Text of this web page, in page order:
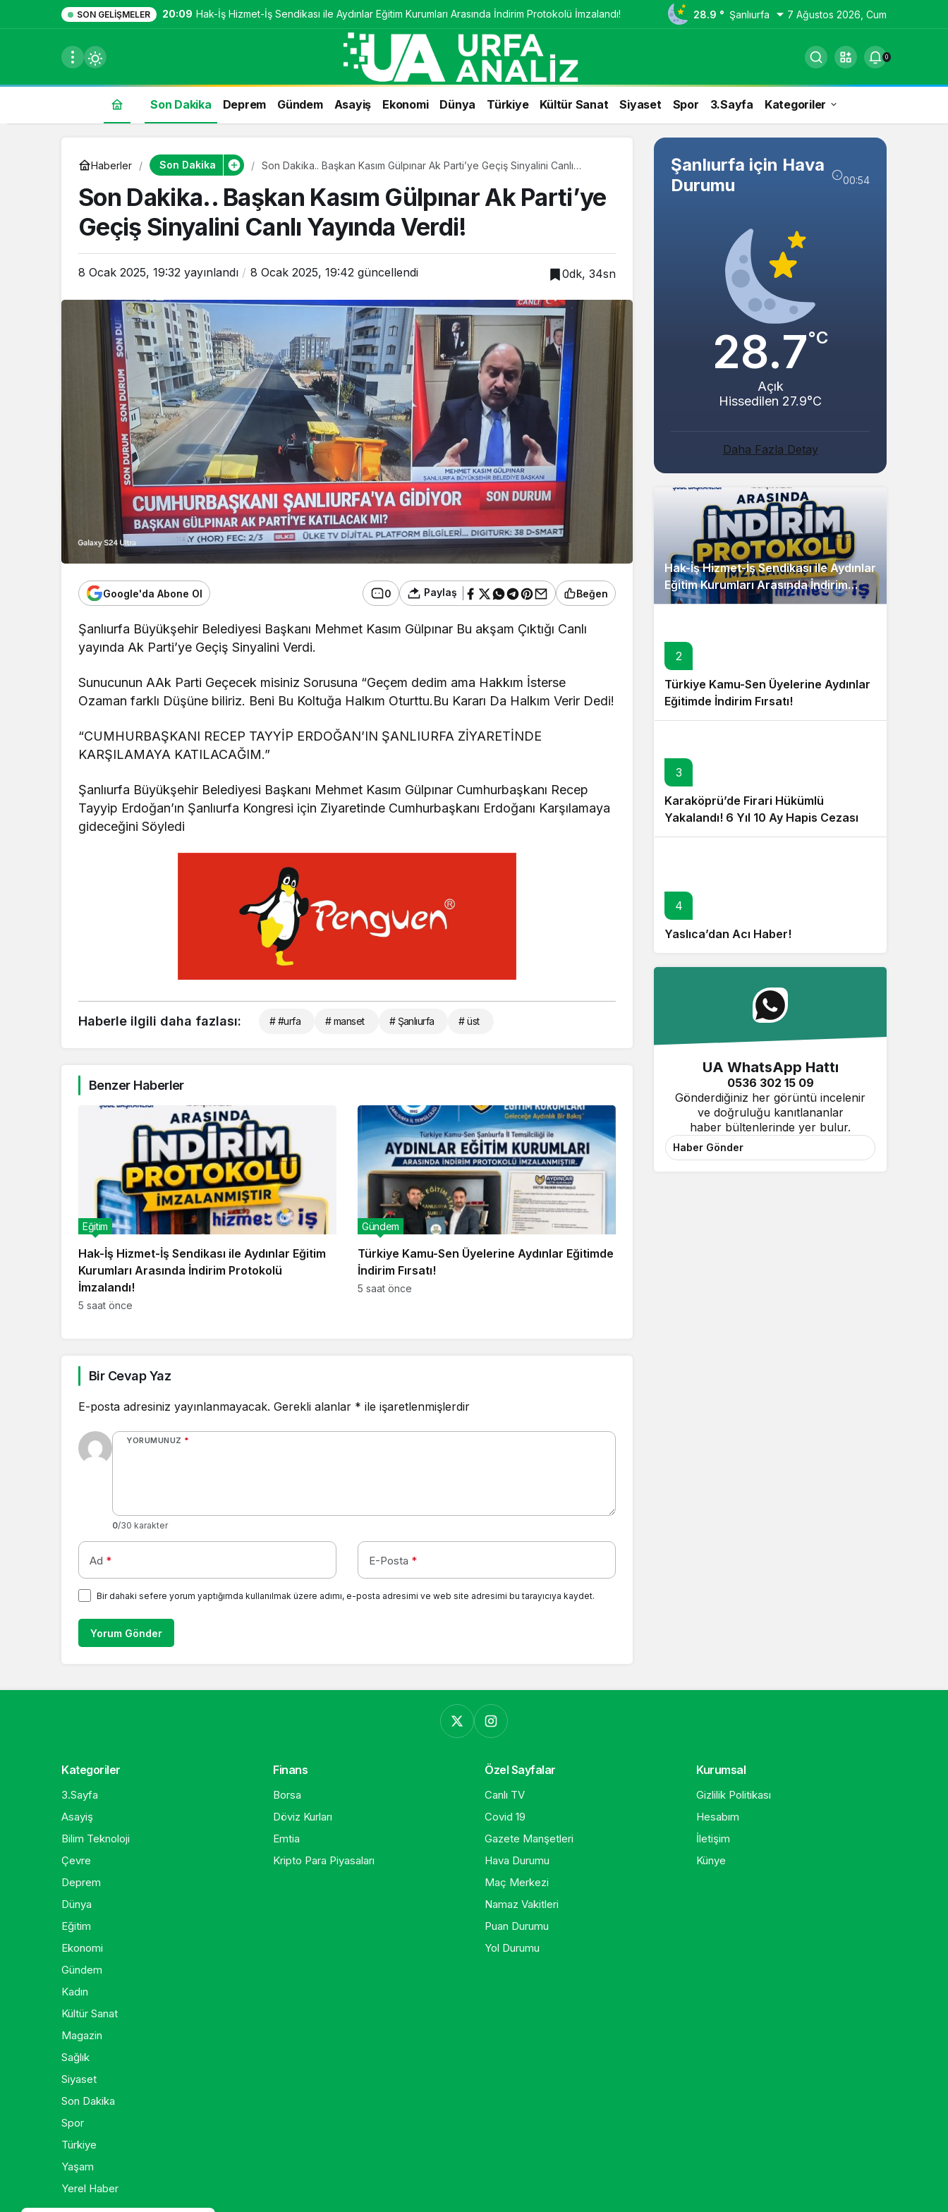
SON GELIŞMELER 20:09 Hak-İş Hizmet-İş Sendikası ile Aydınlar Eğitim Kurumları Arasında İndirim Protokolü İmzalandı! 28.9 ° Şanlıurfa 7 Ağustos 2026, Cum
0
Son Dakika Deprem Gündem Asayiş Ekonomi Dünya Türkiye Kültür Sanat Siyaset Spor 3.Sayfa Kategoriler
Haberler Son Dakika
Son Dakika.. Başkan Kasım Gülpınar Ak Parti’ye Geçiş Sinyalini Canlı
Son Dakika.. Başkan Kasım Gülpınar Ak Parti’ye
Geçiş Sinyalini Canlı Yayında Verdi!
8 Ocak 2025, 19:32 yayınlandı 8 Ocak 2025, 19:42 güncellendi 0dk, 34sn
Google'da Abone Ol 0 Paylaş Beğen
Şanlıurfa Büyükşehir Belediyesi Başkanı Mehmet Kasım Gülpınar Bu akşam Çıktığı Canlı
yayında Ak Parti’ye Geçiş Sinyalini Verdi.
Sunucunun AAk Parti Geçecek misiniz Sorusuna “Geçem dedim ama Hakkım İsterse
Ozaman farklı Düşüne biliriz. Beni Bu Koltuğa Halkım Oturttu.Bu Kararı Da Halkım Verir Dedi!
“CUMHURBAŞKANI RECEP TAYYİP ERDOĞAN’IN ŞANLIURFA ZİYARETİNDE
KARŞILAMAYA KATILACAĞIM.”
Şanlıurfa Büyükşehir Belediyesi Başkanı Mehmet Kasım Gülpınar Cumhurbaşkanı Recep
Tayyip Erdoğan’ın Şanlıurfa Kongresi için Ziyaretinde Cumhurbaşkanı Erdoğanı Karşılamaya
gideceğini Söyledi
Haberle ilgili daha fazlası: # #urfa # manset # Şanlıurfa # üst
Benzer Haberler
Hak-İş Hizmet-İş Sendikası ile Aydınlar Eğitim
Kurumları Arasında İndirim Protokolü
İmzalandı!
Eğitim
5 saat önce
Türkiye Kamu-Sen Üyelerine Aydınlar Eğitimde
İndirim Fırsatı!
Gündem
5 saat önce
Bir Cevap Yaz
E-posta adresiniz yayınlanmayacak. Gerekli alanlar * ile işaretlenmişlerdir
YORUMUNUZ *
0/30 karakter
Ad * E-Posta *
Bir dahaki sefere yorum yaptığımda kullanılmak üzere adımı, e-posta adresimi ve web site adresimi bu tarayıcıya kaydet.
Yorum Gönder
Şanlıurfa için Hava
Durumu
00:54
28.7°C
Açık
Hissedilen 27.9°C
Daha Fazla Detay
Hak-İş Hizmet-İş Sendikası ile Aydınlar
Eğitim Kurumları Arasında İndirim
Protokolü İmzalandı!
2
Türkiye Kamu-Sen Üyelerine Aydınlar
Eğitimde İndirim Fırsatı!
3
Karaköprü’de Firari Hükümlü
Yakalandı! 6 Yıl 10 Ay Hapis Cezası
Bulunuyordu!
4
Yaslıca’dan Acı Haber!
UA WhatsApp Hattı
0536 302 15 09
Gönderdiğiniz her görüntü incelenir
ve doğruluğu kanıtlananlar
haber bültenlerinde yer bulur.
Haber Gönder
Kategoriler
3.Sayfa
Asayiş
Bilim Teknoloji
Çevre
Deprem
Dünya
Eğitim
Ekonomi
Gündem
Kadın
Kültür Sanat
Magazin
Sağlık
Siyaset
Son Dakika
Spor
Türkiye
Yaşam
Yerel Haber
Finans
Borsa
Döviz Kurları
Emtia
Kripto Para Piyasaları
Özel Sayfalar
Canlı TV
Covid 19
Gazete Manşetleri
Hava Durumu
Maç Merkezi
Namaz Vakitleri
Puan Durumu
Yol Durumu
Kurumsal
Gizlilik Politikası
Hesabım
İletişim
Künye